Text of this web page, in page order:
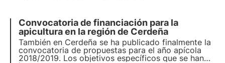
Convocatoria de financiación para la
apicultura en la región de Cerdeña
También en Cerdeña se ha publicado finalmente la
convocatoria de propuestas para el año apícola
2018/2019. Los objetivos específicos que se han